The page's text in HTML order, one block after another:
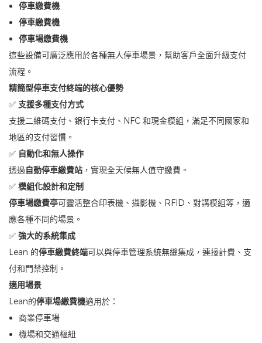
停車繳費機
停車繳費機
停車場繳費機
這些設備可廣泛應用於各種無人停車場景，幫助客戶全面升級支付
流程。
精簡型停車支付終端的核心優勢
✅ 支援多種支付方式
支援二維碼支付、銀行卡支付、NFC 和現金模組，滿足不同國家和
地區的支付習慣。
✅ 自動化和無人操作
透過自動停車繳費站 ，實現全天候無人值守繳費。
✅ 模組化設計和定制
停車場繳費亭可靈活整合印表機、攝影機、RFID、對講模組等，適
應各種不同的場景。
✅ 強大的系統集成
Lean 的停車繳費終端可以與停車管理系統無縫集成，連接計費、支
付和門禁控制。
適用場景
Lean的停車場繳費機適用於：
商業停車場
機場和交通樞紐